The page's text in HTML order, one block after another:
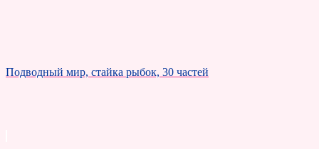
Подводный мир, стайка рыбок, 30 частей